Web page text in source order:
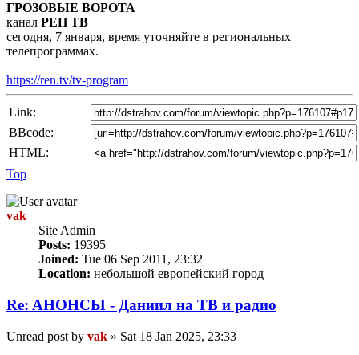
ГРОЗОВЫЕ ВОРОТА
канал РЕН ТВ
сегодня, 7 января, время уточняйте в региональных
телепрограммах.
https://ren.tv/tv-program
Link:
BBcode:
HTML:
Top
vak
Site Admin
Posts: 19395
Joined: Tue 06 Sep 2011, 23:32
Location: небольшой европейский город
Re: AНОНСЫ - Даниил на TВ и радио
Unread post by vak » Sat 18 Jan 2025, 23:33